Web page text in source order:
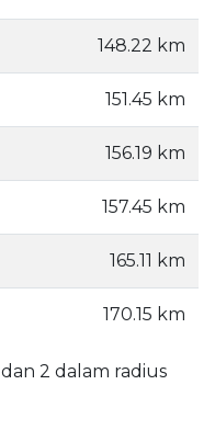
148.22 km
151.45 km
156.19 km
157.45 km
165.11 km
170.15 km
dan 2 dalam radius